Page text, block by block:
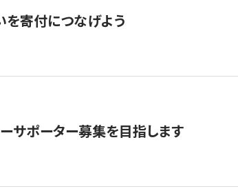
寄付につなげよう
サポーター募集を目指します